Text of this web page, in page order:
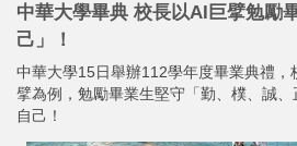
中華大學畢典 校長以AI巨擘勉勵
己」！
中華大學15日舉辦112學年度畢業典禮，
擘為例，勉勵畢業生堅守「勤、樸、誠
自己！